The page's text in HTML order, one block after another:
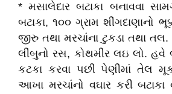
* મસાલેદાર બટાકા બનાવવા
બટાકા, ૧૦૦ ગ્રામ શીંગદાણાનો
જીરુ તથા મરચાંના ટુકડા તથા તલ.
લીંબુનો રસ, કોથમીર લઇ લો. હવે
કટકા કરવા પછી પેણીમાં તેલ
આખા મરચાંનો વઘાર કરી બટાકા